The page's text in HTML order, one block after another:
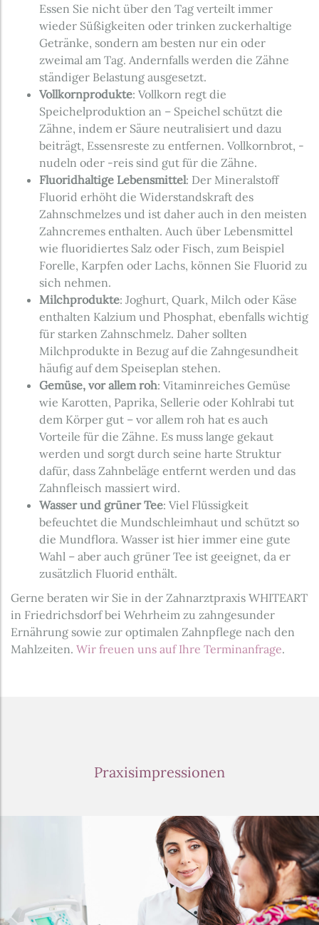
Essen Sie nicht über den Tag verteilt immer
wieder Süßigkeiten oder trinken zuckerhaltige
Getränke, sondern am besten nur ein oder
zweimal am Tag. Andernfalls werden die Zähne
ständiger Belastung ausgesetzt.
Vollkornprodukte: Vollkorn regt die
Speichelproduktion an – Speichel schützt die
Zähne, indem er Säure neutralisiert und dazu
beiträgt, Essensreste zu entfernen. Vollkornbrot, -
nudeln oder -reis sind gut für die Zähne.
Fluoridhaltige Lebensmittel: Der Mineralstoff
Fluorid erhöht die Widerstandskraft des
Zahnschmelzes und ist daher auch in den meisten
Zahncremes enthalten. Auch über Lebensmittel
wie fluoridiertes Salz oder Fisch, zum Beispiel
Forelle, Karpfen oder Lachs, können Sie Fluorid zu
sich nehmen.
Milchprodukte: Joghurt, Quark, Milch oder Käse
enthalten Kalzium und Phosphat, ebenfalls wichtig
für starken Zahnschmelz. Daher sollten
Milchprodukte in Bezug auf die Zahngesundheit
häufig auf dem Speiseplan stehen.
Gemüse, vor allem roh: Vitaminreiches Gemüse
wie Karotten, Paprika, Sellerie oder Kohlrabi tut
dem Körper gut – vor allem roh hat es auch
Vorteile für die Zähne. Es muss lange gekaut
werden und sorgt durch seine harte Struktur
dafür, dass Zahnbeläge entfernt werden und das
Zahnfleisch massiert wird.
Wasser und grüner Tee: Viel Flüssigkeit
befeuchtet die Mundschleimhaut und schützt so
die Mundflora. Wasser ist hier immer eine gute
Wahl – aber auch grüner Tee ist geeignet, da er
zusätzlich Fluorid enthält.
Gerne beraten wir Sie in der Zahnarztpraxis WHITEART
in Friedrichsdorf bei Wehrheim zu zahngesunder
Ernährung sowie zur optimalen Zahnpflege nach den
Mahlzeiten. Wir freuen uns auf Ihre Terminanfrage.
Praxisimpressionen